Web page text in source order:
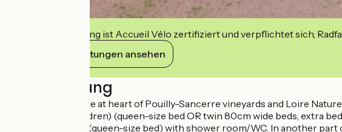
Diese Einrichtung ist Accueil Vélo zertifiziert und verpflichtet sich,
Ihre Verpflichtungen ansehen
Beschreibung
18th century house at heart of Pouilly-Sancerre vineyards and Loire
wide beds for children) (queen-size bed OR twin 80cm wide beds, extra
2nd floor: room 3 (queen-size bed) with shower room/WC. In another